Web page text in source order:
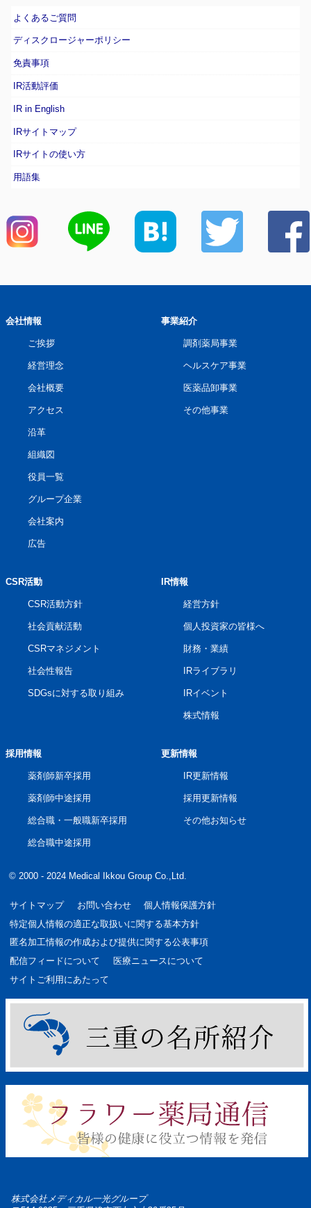
よくあるご質問
ディスクロージャーポリシー
免責事項
IR活動評価
IR in English
IRサイトマップ
IRサイトの使い方
用語集
会社情報
ご挨拶
経営理念
会社概要
アクセス
沿革
組織図
役員一覧
グループ企業
会社案内
広告
事業紹介
調剤薬局事業
ヘルスケア事業
医薬品卸事業
その他事業
CSR活動
CSR活動方針
社会貢献活動
CSRマネジメント
社会性報告
SDGsに対する取り組み
IR情報
経営方針
個人投資家の皆様へ
財務・業績
IRライブラリ
IRイベント
株式情報
採用情報
薬剤師新卒採用
薬剤師中途採用
総合職・一般職新卒採用
総合職中途採用
更新情報
IR更新情報
採用更新情報
その他お知らせ
© 2000 - 2024 Medical Ikkou Group Co.,Ltd.
サイトマップ お問い合わせ
個人情報保護方針
特定個人情報の適正な取扱いに関する基本方針
匿名加工情報の作成および提供に関する公表事項
配信フィードについて
医療ニュースについて
サイトご利用にあたって
株式会社メディカル一光グループ